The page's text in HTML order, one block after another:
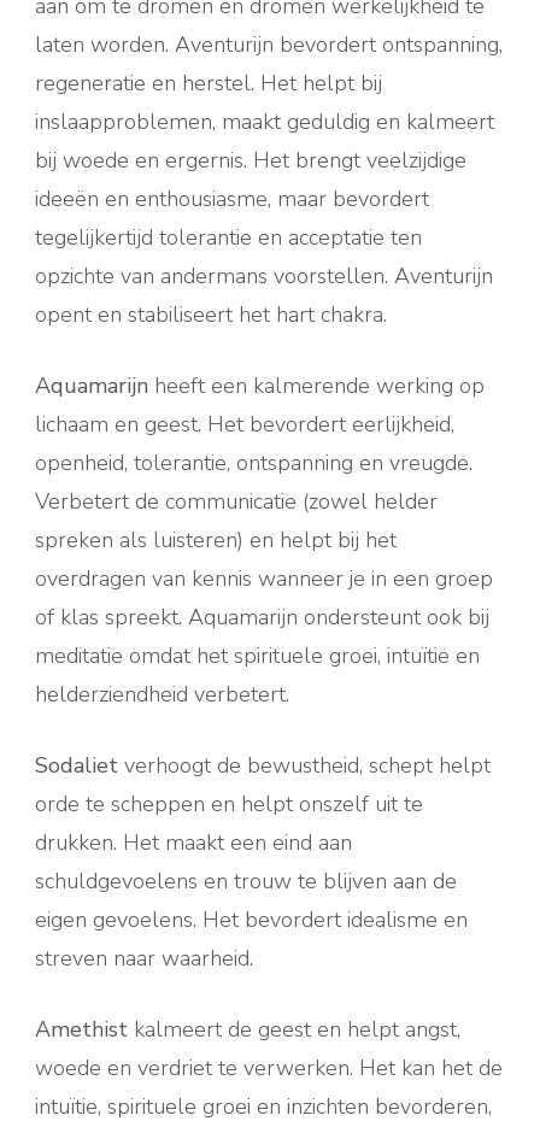
aan om te dromen en dromen werkelijkheid te
laten worden. Aventurijn bevordert ontspanning,
regeneratie en herstel. Het helpt bij
inslaapproblemen, maakt geduldig en kalmeert
bij woede en ergernis. Het brengt veelzijdige
ideeën en enthousiasme, maar bevordert
tegelijkertijd tolerantie en acceptatie ten
opzichte van andermans voorstellen. Aventurijn
opent en stabiliseert het hart chakra.
Aquamarijn heeft een kalmerende werking op
lichaam en geest. Het bevordert eerlijkheid,
openheid, tolerantie, ontspanning en vreugde.
Verbetert de communicatie (zowel helder
spreken als luisteren) en helpt bij het
overdragen van kennis wanneer je in een groep
of klas spreekt. Aquamarijn ondersteunt ook bij
meditatie omdat het spirituele groei, intuïtie en
helderziendheid verbetert.
Sodaliet verhoogt de bewustheid, schept helpt
orde te scheppen en helpt onszelf uit te
drukken. Het maakt een eind aan
schuldgevoelens en trouw te blijven aan de
eigen gevoelens. Het bevordert idealisme en
streven naar waarheid.
Amethist kalmeert de geest en helpt angst,
woede en verdriet te verwerken. Het kan het de
intuïtie, spirituele groei en inzichten bevorderen,